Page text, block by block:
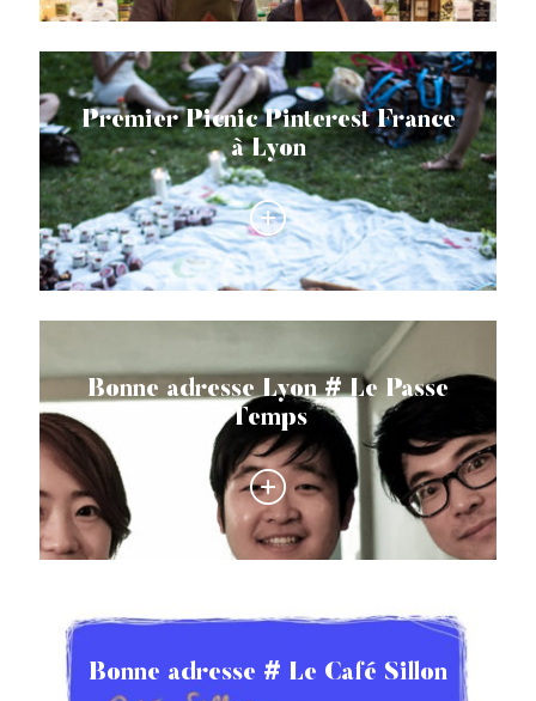
Premier Picnic Pinterest France
à Lyon
Bonne adresse Lyon # Le Passe
Temps
Bonne adresse # Le Café Sillon